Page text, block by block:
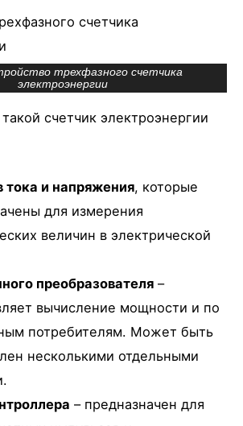
трехфазного счетчика
электроэнергии
счетчик электроэнергии
тока и напряжения, которые
для измерения
величин в электрической
преобразователя –
вычисление мощности и по
потребителям. Может быть
несколькими отдельными
– предназначен для